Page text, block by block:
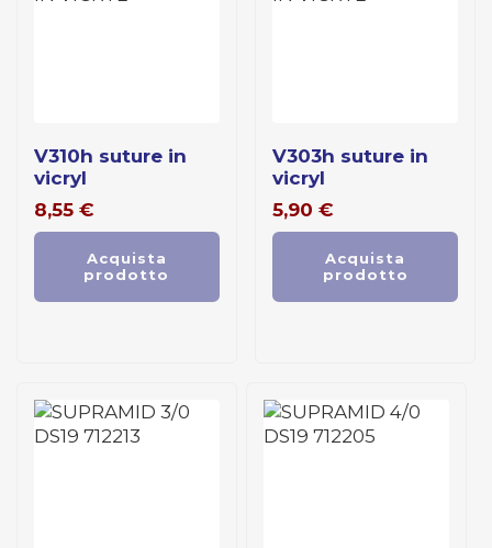
v310h suture in
vicryl
8,55 €
Acquista
prodotto
v303h suture in
vicryl
5,90 €
Acquista
prodotto